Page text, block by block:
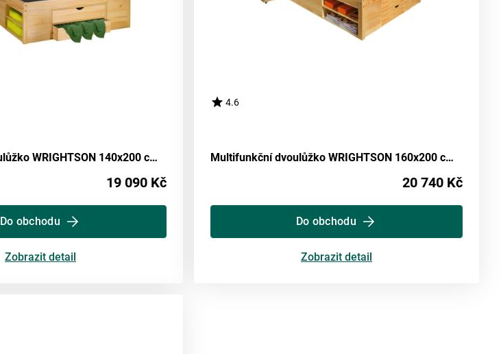
Multifunkční dvoulůžko WRIGHTSON 140x200 cm, masiv borovice
19 090 Kč
Do obchodu
Zobrazit detail
4.6
Multifunkční dvoulůžko WRIGHTSON 160x200 cm, masiv borovice
20 740 Kč
Do obchodu
Zobrazit detail